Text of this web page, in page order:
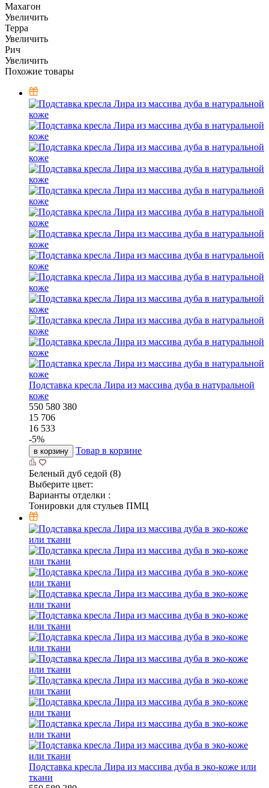
Махагон
Увеличить
Терра
Увеличить
Рич
Увеличить
Похожие товары
Подставка кресла Лира из массива дуба в натуральной
коже
550 580 380
15 706
16 533
-5%
в корзину Товар в корзине
Беленый дуб седой (8)
Выберите цвет:
Варианты отделки :
Тонировки для стульев ПМЦ
Подставка кресла Лира из массива дуба в эко-коже или
ткани